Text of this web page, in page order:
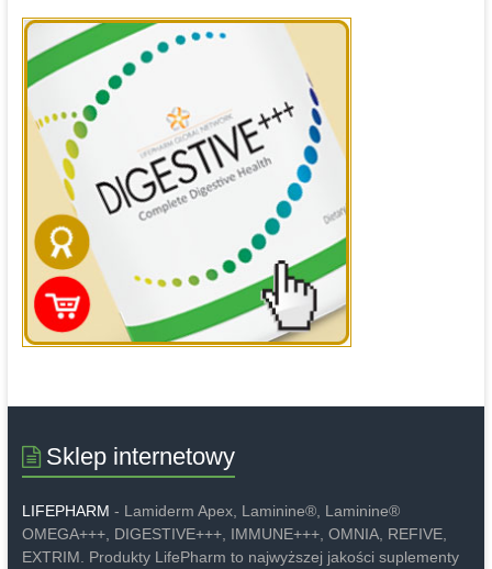
Sklep internetowy
LIFEPHARM - Lamiderm Apex, Laminine®, Laminine®
OMEGA+++, DIGESTIVE+++, IMMUNE+++, OMNIA, REFIVE,
EXTRIM. Produkty LifePharm to najwyższej jakości suplementy